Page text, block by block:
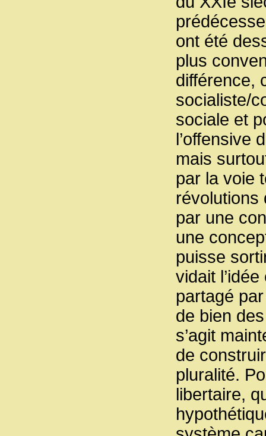
ont été
plus
différence,
socialiste/
sociale et
l’offensive
mais
par la voie
révolutions
par une
une
puisse
vidait
partagé
de bien
s’agit
de
pluralité.
libertaire,